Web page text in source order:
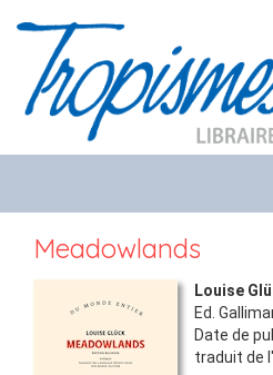
Meadowlands
Louise
Ed.
Date de
traduit de